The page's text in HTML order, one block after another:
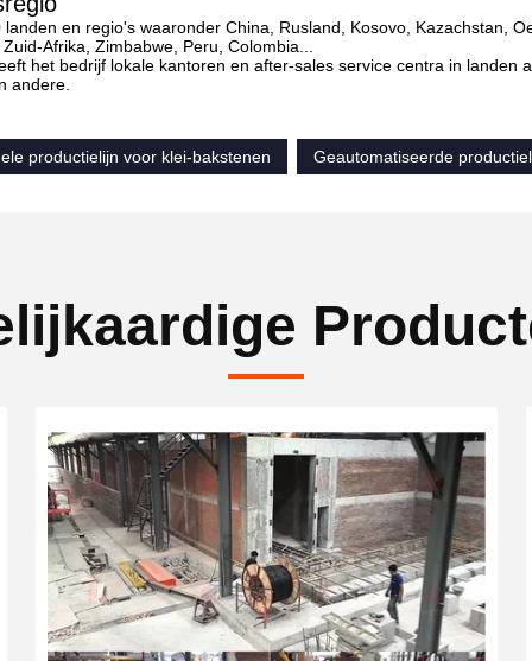
en regio's waaronder China, Rusland, Kosovo, Kazachstan,
Afrika, Zimbabwe, Peru, Colombia...
het bedrijf lokale kantoren en after-sales service centra in landen
andere.
productielijn voor klei-bakstenen Geautomatiseerde